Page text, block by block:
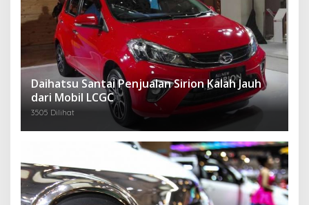
Daihatsu Santai Penjualan Sirion Kalah Jauh
dari Mobil LCGC
3505 Dilihat